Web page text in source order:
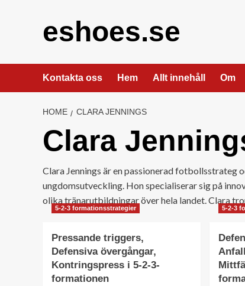
eshoes.se
Kontakta oss Hem Allt innehåll Om
HOME CLARA JENNINGS
Clara
Clara Jennings är en passionerad fotbollsstrateg
ungdomsutveckling. Hon specialiserar sig på
olika tränarutbildningar över hela landet. Clara
5-2-3 formationsstrategier
Pressande triggers,
Defensiva övergångar,
Kontringspress i 5-2-3-
formationen
5-2-3